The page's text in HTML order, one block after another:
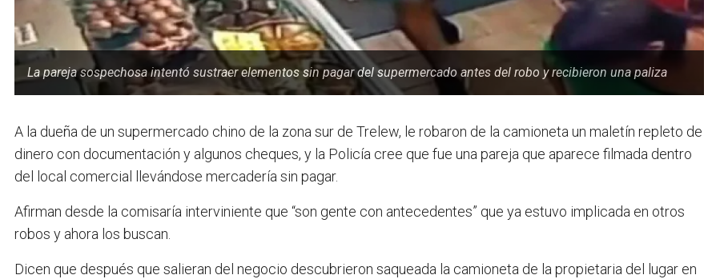
La pareja sospechosa intentó sustraer elementos sin pagar del supermercado antes del robo y recibieron una paliza
A la dueña de un supermercado chino de la zona sur de Trelew, le robaron de la camioneta un maletín repleto de
dinero con documentación y algunos cheques, y la Policía cree que fue una pareja que aparece filmada dentro
del local comercial llevándose mercadería sin pagar.
Afirman desde la comisaría interviniente que “son gente con antecedentes” que ya estuvo implicada en otros
robos y ahora los buscan.
Dicen que después que salieran del negocio descubrieron saqueada la camioneta de la propietaria del lugar en